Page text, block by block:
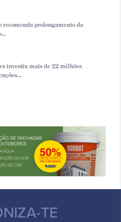
recomenda prolongamento da
investiu mais de 22 milhões
TE